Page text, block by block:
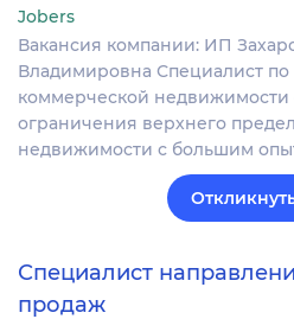
Jobers
Вакансия компании: ИП
Владимировна Специалист
коммерческой недвижимости
ограничения верхнего
недвижимости с большим
Специалист
продаж